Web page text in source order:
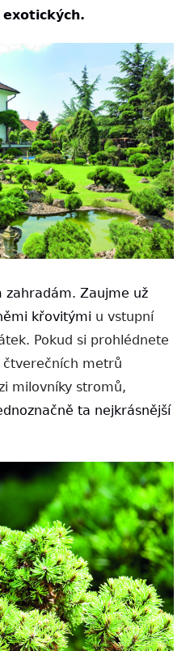
zahradám. Zaujme už
křovitými u vstupní
Pokud si prohlédnete
čtverečních metrů
milovníky stromů,
ta nejkrásnější